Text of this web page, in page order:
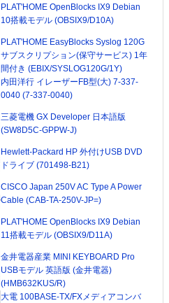
PLAT'HOME OpenBlocks IX9 Debian
10搭載モデル (OBSIX9/D10A)
PLAT'HOME EasyBlocks Syslog 120G
サブスクリプション(保守サービス) 1年
間付き (EBIX/SYSLOG120G/1Y)
内田洋行 イレーザーFB型(大) 7-337-
0040 (7-337-0040)
三菱電機 GX Developer 日本語版
(SW8D5C-GPPW-J)
Hewlett-Packard HP 外付けUSB DVD
ドライブ (701498-B21)
CISCO Japan 250V AC Type A Power
Cable (CAB-TA-250V-JP=)
PLAT'HOME OpenBlocks IX9 Debian
11搭載モデル (OBSIX9/D11A)
金井電器産業 MINI KEYBOARD Pro
USBモデル 英語版 (金井電器)
(HMB632KUS/R)
大電 100BASE-TX/FXメディアコンバ